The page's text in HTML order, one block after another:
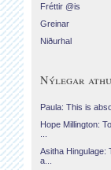
Fréttir @is
Greinar
Niðurhal
Nýlegar
Paula: This is
Hope Millington:
Asitha Hingulage:
a...